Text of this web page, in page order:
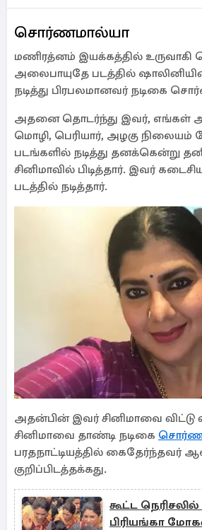
சொர்ணமால்யா
மணிரத்னம் இயக்கத்தில் உருவாகி
அலைபாயுதே படத்தில்
நடித்து பிரபலமானவர் நடிகை
அதனை தொடர்ந்து இவர், எங்கள்
மொழி, பெரியார், அழகு
படங்களில் நடித்து தனக்கென்று
சினிமாவில் பிடித்தார். இவர்
படத்தில் நடித்தார்.
அதன்பின் இவர் சினிமாவை விட்டு
சினிமாவை தாண்டி நடிகை
பரதநாட்டியத்தில் கைதேர்ந்தவர்
குறிப்பிடத்தக்கது.
கூட்ட
பிரியங்கா